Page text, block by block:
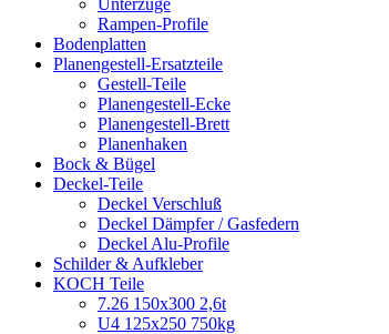
Unterzüge
Rampen-Profile
Bodenplatten
Planengestell-Ersatzteile
Gestell-Teile
Planengestell-Ecke
Planengestell-Brett
Planenhaken
Bock & Bügel
Deckel-Teile
Deckel Verschluß
Deckel Dämpfer / Gasfedern
Deckel Alu-Profile
Schilder & Aufkleber
KOCH Teile
7.26 150x300 2,6t
U4 125x250 750kg